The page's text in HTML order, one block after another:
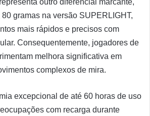
outro diferencial marcante,
gramas na versão SUPERLIGHT,
mais rápidos e precisos com
Consequentemente, jogadores de
melhora significativa em
complexos de mira.
excepcional de até 60 horas de uso
com recarga durante